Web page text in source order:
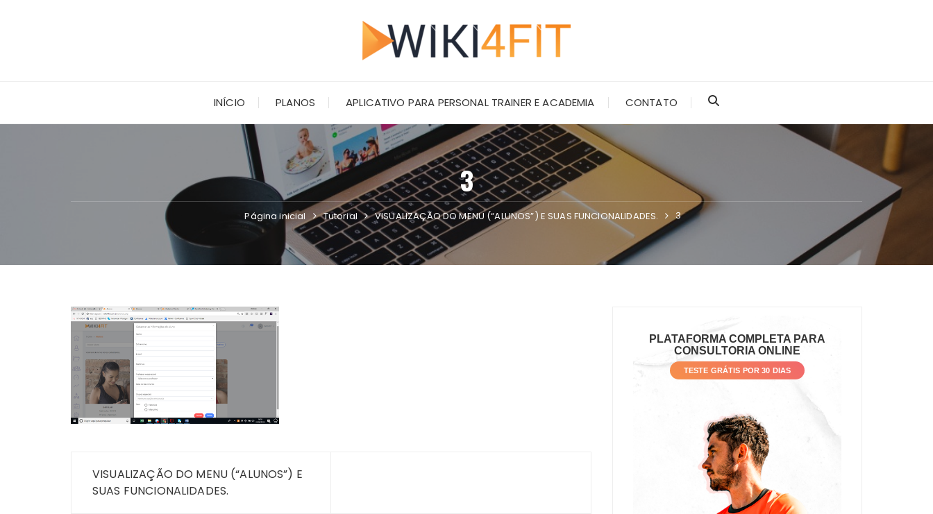
INÍCIO PLANOS APLICATIVO PARA PERSONAL TRAINER E ACADEMIA CONTATO
3
Página inicial Tutorial VISUALIZAÇÃO DO MENU (“ALUNOS”) E SUAS FUNCIONALIDADES. 3
Navegação
deVISUALIZAÇÃO DO MENU (“ALUNOS”) E
SUAS FUNCIONALIDADES.
PLATAFORMA COMPLETA PARA
CONSULTORIA ONLINE
TESTE GRÁTIS POR 30 DIAS